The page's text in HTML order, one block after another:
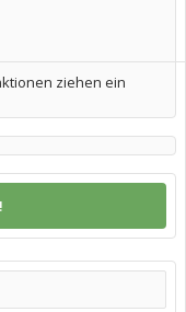
ziehen ein